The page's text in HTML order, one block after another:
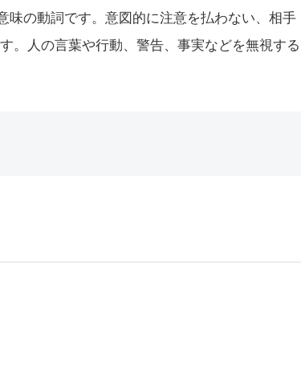
味の動詞です。意図的に注意を払わない、相手
。人の言葉や行動、警告、事実などを無視する